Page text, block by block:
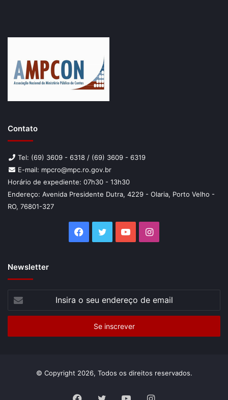
Contato
Tel: (69) 3609 - 6318 / (69) 3609 - 6319
E-mail: mpcro@mpc.ro.gov.br
Horário de expediente: 07h30 - 13h30
Endereço: Avenida Presidente Dutra, 4229 - Olaria, Porto Velho -
RO, 76801-327
Facebook
TwitterYouTubeInstagram
Newsletter
seu
de
© Copyright 2026, Todos os direitos reservados.
Facebook
TwitterYouTubeInstagram